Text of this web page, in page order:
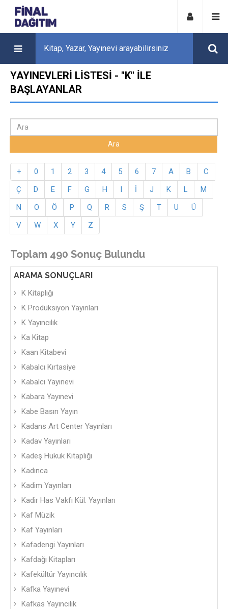
YAYINEVLERI LISTESI - "K" ILE
BAŞLAYANLAR
+ 0 1 2 3 4 5 6 7 A B
C
Ç
D E F G H I İ J K L
M
N
O Ö P Q R S Ş T U
Ü
V
W X Y Z
Toplam 490 Sonuç Bulundu
ARAMA SONUÇLARI
K Kitaplığı
K Prodüksiyon Yayınları
K Yayıncılık
Ka Kitap
Kaan Kitabevi
Kabalcı Kırtasiye
Kabalcı Yayınevi
Kabara Yayınevi
Kabe Basın Yayın
Kadans Art Center Yayınları
Kadav Yayınları
Kadeş Hukuk Kitaplığı
Kadınca
Kadim Yayınları
Kadir Has Vakfı Kül. Yayınları
Kaf Müzik
Kaf Yayınları
Kafadengi Yayınları
Kafdağı Kitapları
Kafekültür Yayıncılık
Kafka Yayınevi
Kafkas Yayıncılık